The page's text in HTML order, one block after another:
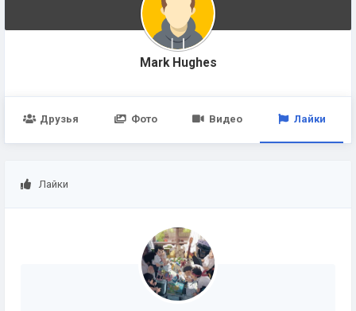
Mark Hughes
Друзья Фото Видео Лайки
Лайки